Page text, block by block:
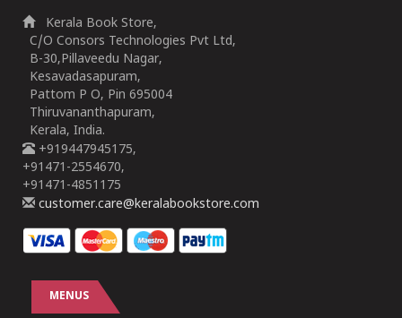
Kerala Book Store,
C/O Consors Technologies Pvt Ltd,
B-30,Pillaveedu Nagar,
Kesavadasapuram,
Pattom P O, Pin 695004
Thiruvananthapuram,
Kerala, India.
+919447945175,
+91471-2554670,
+91471-4851175
customer.care@keralabookstore.com
MENUS